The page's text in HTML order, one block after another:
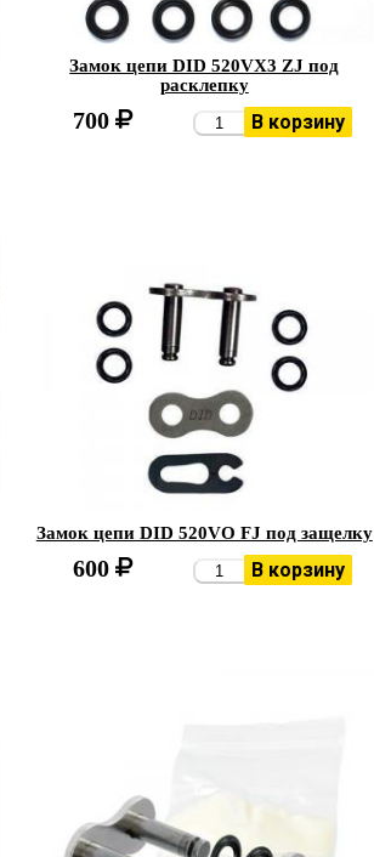
Замок цепи DID 520VX3 ZJ под
расклепку
700 В корзину
Замок цепи DID 520VO FJ под защелку
600 В корзину